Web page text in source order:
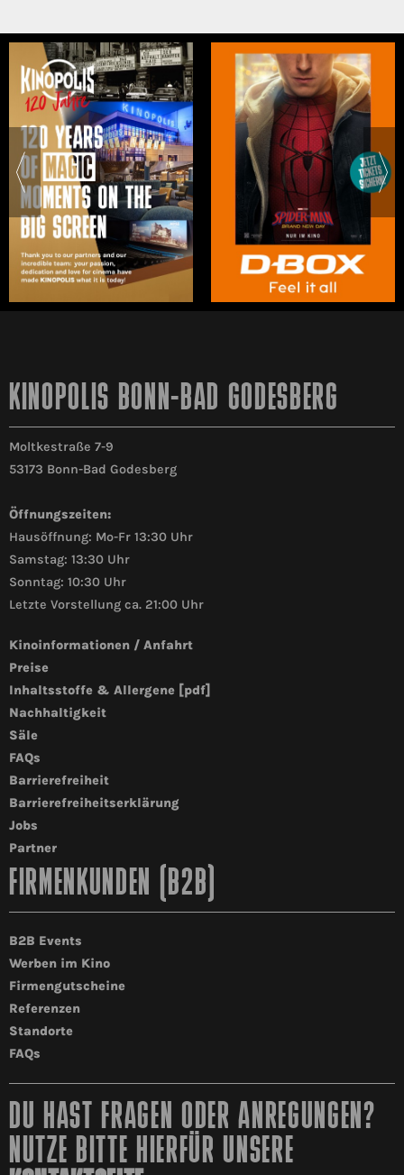
KINOPOLIS BONN-BAD GODESBERG
Moltkestraße 7-9
53173 Bonn-Bad Godesberg
Öffnungszeiten:
Hausöffnung: Mo-Fr 13:30 Uhr
Samstag: 13:30 Uhr
Sonntag: 10:30 Uhr
Letzte Vorstellung ca. 21:00 Uhr
Kinoinformationen / Anfahrt
Preise
Inhaltsstoffe & Allergene [pdf]
Nachhaltigkeit
Säle
FAQs
Barrierefreiheit
Barrierefreiheitserklärung
Jobs
Partner
FIRMENKUNDEN (B2B)
B2B Events
Werben im Kino
Firmengutscheine
Referenzen
Standorte
FAQs
DU HAST FRAGEN ODER ANREGUNGEN?
NUTZE BITTE HIERFÜR UNSERE